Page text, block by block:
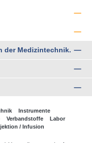
der Medizintechnik.
Instrumente
Verbandstoffe
Labor
/ Infusion